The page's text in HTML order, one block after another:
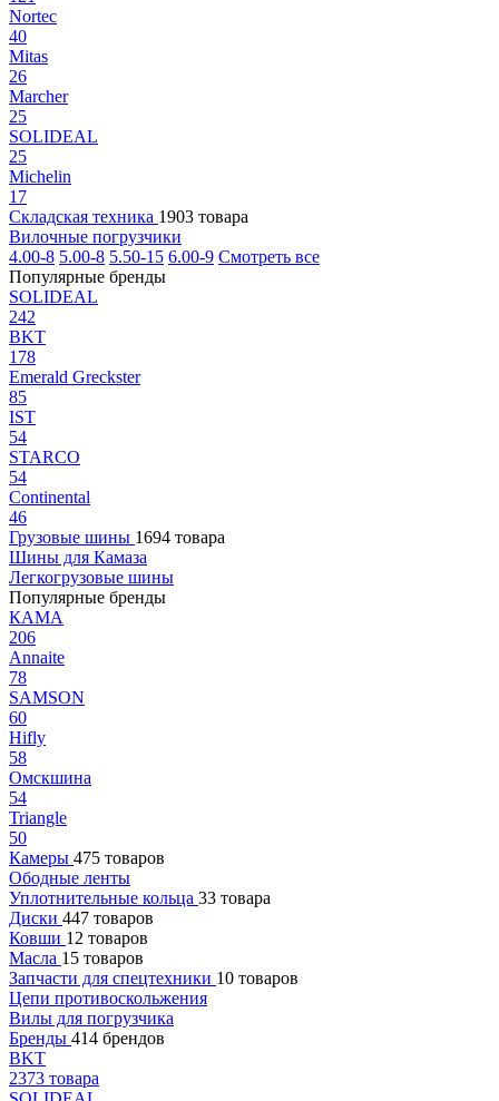
Nortec
40
Mitas
26
Marcher
25
SOLIDEAL
25
Michelin
17
Складская техника 1903 товара
Вилочные погрузчики
4.00-8 5.00-8 5.50-15 6.00-9 Смотреть все
Популярные бренды
SOLIDEAL
242
BKT
178
Emerald Greckster
85
IST
54
STARCO
54
Continental
46
Грузовые шины 1694 товара
Шины для Камаза
Легкогрузовые шины
Популярные бренды
КАМА
206
Annaite
78
SAMSON
60
Hifly
58
Омскшина
54
Triangle
50
Камеры 475 товаров
Ободные ленты
Уплотнительные кольца 33 товара
Диски 447 товаров
Ковши 12 товаров
Масла 15 товаров
Запчасти для спецтехники 10 товаров
Цепи противоскольжения
Вилы для погрузчика
Бренды 414 брендов
BKT
2373 товара